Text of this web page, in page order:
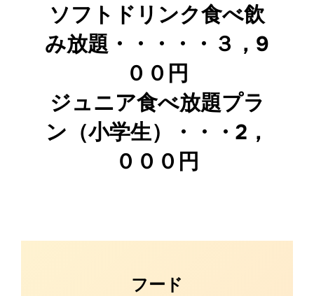
ソフトドリンク食べ飲
み放題・・・・・３，9
００円
ジュニア食べ放題プラ
ン（小学生）・・・2，
０００円
フード